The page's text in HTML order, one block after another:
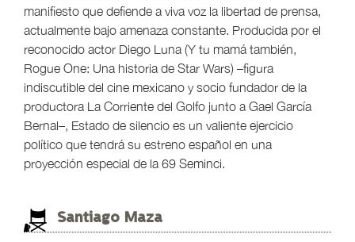
manifiesto que defiende a viva voz la libertad de prensa,
actualmente bajo amenaza constante. Producida por el
reconocido actor Diego Luna (Y tu mamá también,
Rogue One: Una historia de Star Wars) –figura
indiscutible del cine mexicano y socio fundador de la
productora La Corriente del Golfo junto a Gael García
Bernal–, Estado de silencio es un valiente ejercicio
político que tendrá su estreno español en una
proyección especial de la 69 Seminci.
Santiago Maza